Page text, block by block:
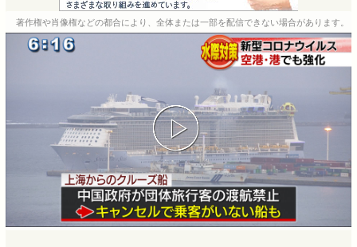
e
b
e
e
e
著作権や肖像権などの都合により、全体または一部を配信できない場合があります。